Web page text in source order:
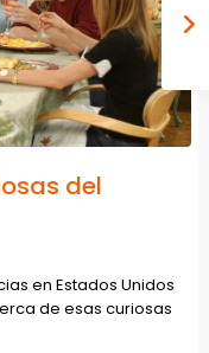
del
en Estados Unidos
de esas curiosas